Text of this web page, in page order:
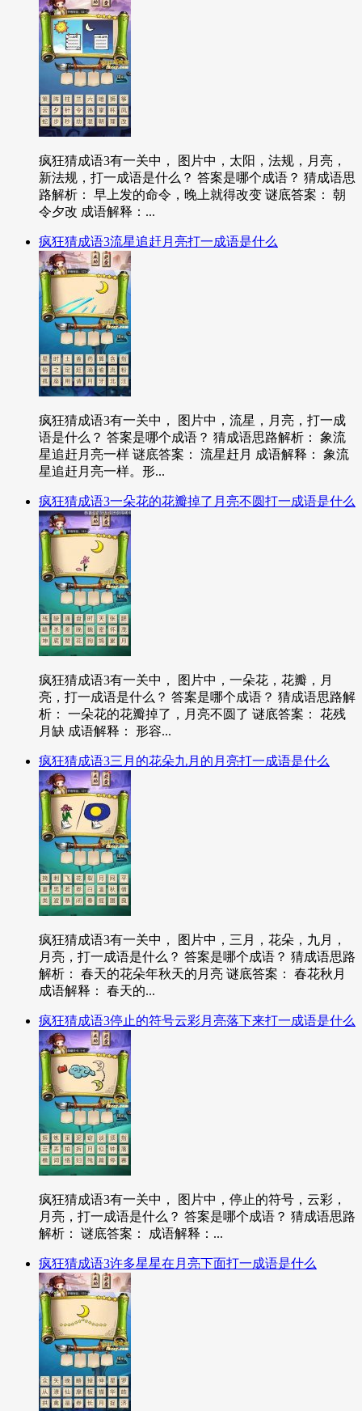
疯狂猜成语3有一关中， 图片中，太阳，法规，月亮，
新法规，打一成语是什么？ 答案是哪个成语？ 猜成语思
路解析： 早上发的命令，晚上就得改变 谜底答案： 朝
令夕改 成语解释：...
疯狂猜成语3流星追赶月亮打一成语是什么
疯狂猜成语3有一关中， 图片中，流星，月亮，打一成
语是什么？ 答案是哪个成语？ 猜成语思路解析： 象流
星追赶月亮一样 谜底答案： 流星赶月 成语解释： 象流
星追赶月亮一样。形...
疯狂猜成语3一朵花的花瓣掉了月亮不圆打一成语是什么
疯狂猜成语3有一关中， 图片中，一朵花，花瓣，月
亮，打一成语是什么？ 答案是哪个成语？ 猜成语思路解
析： 一朵花的花瓣掉了，月亮不圆了 谜底答案： 花残
月缺 成语解释： 形容...
疯狂猜成语3三月的花朵九月的月亮打一成语是什么
疯狂猜成语3有一关中， 图片中，三月，花朵，九月，
月亮，打一成语是什么？ 答案是哪个成语？ 猜成语思路
解析： 春天的花朵年秋天的月亮 谜底答案： 春花秋月
成语解释： 春天的...
疯狂猜成语3停止的符号云彩月亮落下来打一成语是什么
疯狂猜成语3有一关中， 图片中，停止的符号，云彩，
月亮，打一成语是什么？ 答案是哪个成语？ 猜成语思路
解析： 谜底答案： 成语解释：...
疯狂猜成语3许多星星在月亮下面打一成语是什么